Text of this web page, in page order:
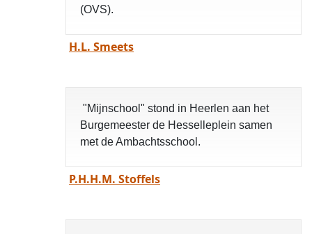
(OVS).
H.L. Smeets
"Mijnschool" stond in Heerlen aan het
Burgemeester de Hesselleplein samen
met de Ambachtsschool.
P.H.H.M. Stoffels